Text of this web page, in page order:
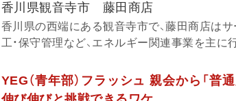
香川県観音寺市 藤田商店
香川県の西端にある観音寺市で、藤田商店は
工・保守管理など、エネルギー関連事業を主に
YEG（青年部）フラッシュ 親会から「